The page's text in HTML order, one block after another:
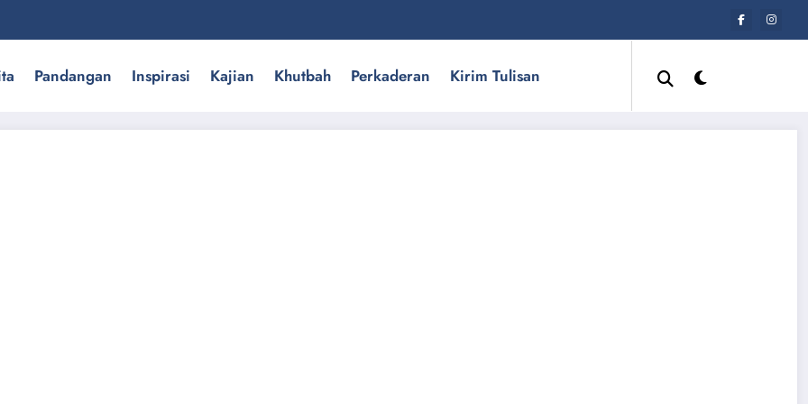
Pandangan Inspirasi Kajian Khutbah Perkaderan Kirim Tulisan